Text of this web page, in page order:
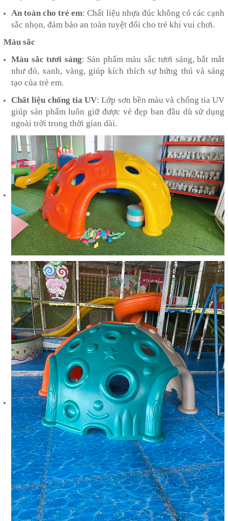
An toàn cho trẻ em: Chất liệu nhựa đúc không có các cạnh
sắc nhọn, đảm bảo an toàn tuyệt đối cho trẻ khi vui chơi.
Màu sắc
Màu sắc tươi sáng: Sản phẩm màu sắc tươi sáng, bắt mắt
như đỏ, xanh, vàng, giúp kích thích sự hứng thú và sáng
tạo của trẻ em.
Chất liệu chống tia UV: Lớp sơn bền màu và chống tia UV
giúp sản phẩm luôn giữ được vẻ đẹp ban đầu dù sử dụng
ngoài trời trong thời gian dài.